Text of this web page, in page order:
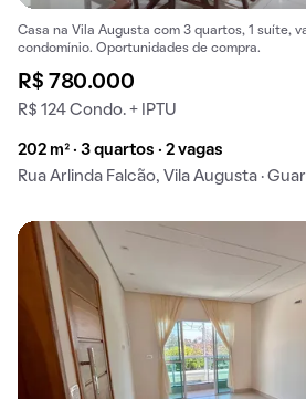
Casa na Vila Augusta com 3 quartos, 1 suíte,
condomínio. Oportunidades de compra.
R$ 780.000
R$ 124 Condo. + IPTU
202 m² · 3 quartos · 2 vagas
Rua Arlinda Falcão, Vila Augusta ·